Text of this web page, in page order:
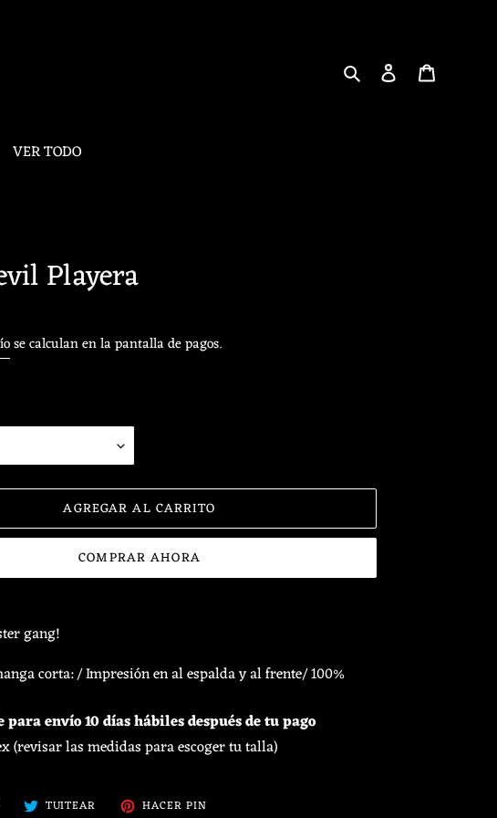
Buscar Ingresar
VER TODO
Playera
se calculan en la pantalla de pagos.
AGREGAR AL CARRITO
COMPRAR AHORA
gang!
corta: / Impresión en al espalda y al frente/ 100%
envío 10 días hábiles después de tu pago
(revisar las medidas para escoger tu talla)
TUITEAR TUITEARHACER PINPINEAR